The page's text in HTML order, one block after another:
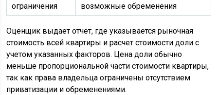
ограничения
возможные обременения
Оценщик выдает отчет, где указывается рыночная
стоимость всей квартиры и расчет стоимости доли с
учетом указанных факторов. Цена доли обычно
меньше пропорциональной части стоимости квартиры,
так как права владельца ограничены отсутствием
приватизации и обременениями.